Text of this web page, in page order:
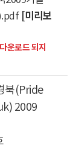
[미리보
운로드 되지
북(Pride
2009